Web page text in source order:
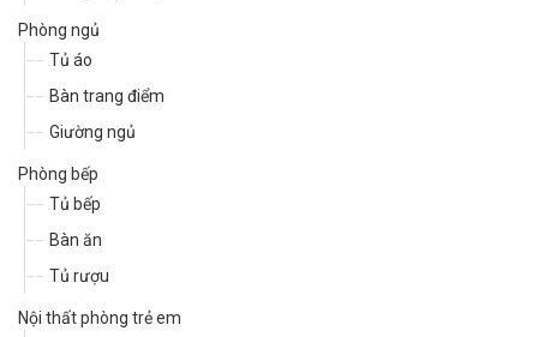
Phòng ngủ
Tủ áo
Bàn trang điểm
Giường ngủ
Phòng bếp
Tủ bếp
Bàn ăn
Tủ rượu
Nội thất phòng trẻ em